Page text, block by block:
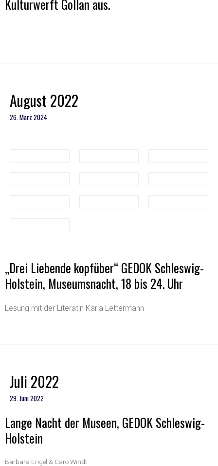
Kulturwerft Gollan aus.
August 2022
26. März 2024
„Drei Liebende kopfüber“ GEDOK Schleswig-
Holstein, Museumsnacht, 18 bis 24. Uhr
Lesung mit der Literatin Karla Lettermann
Juli 2022
29. Juni 2022
Lange Nacht der Museen, GEDOK Schleswig-
Holstein
Barbara Engel & Caro Windt